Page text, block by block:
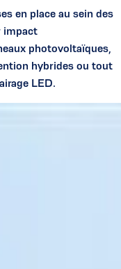
en place au sein des
impact
photovoltaïques,
hybrides ou tout
LED.